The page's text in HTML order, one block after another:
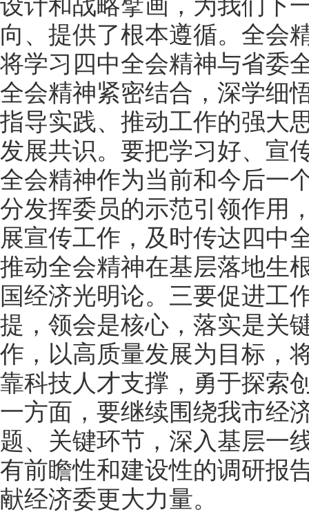
向、提供了根本遵循。全会
将学习四中全会精神与省委
全会精神紧密结合，深学细
指导实践、推动工作的强大
发展共识。要把学习好、宣
全会精神作为当前和今后一
分发挥委员的示范引领作用
展宣传工作，及时传达四中
推动全会精神在基层落地生
国经济光明论。三要促进工
提，领会是核心，落实是关
作，以高质量发展为目标，
靠科技人才支撑，勇于探索
一方面，要继续围绕我市经
题、关键环节，深入基层一
有前瞻性和建设性的调研报
献经济委更大力量。